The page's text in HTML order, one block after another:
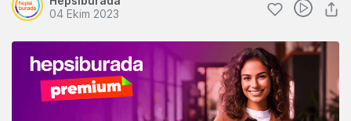
04 Ekim 2023